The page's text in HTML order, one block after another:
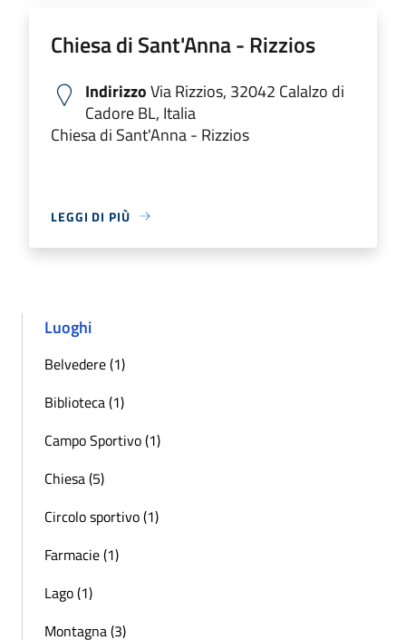
Chiesa di Sant'Anna - Rizzios
IndirizzoVia Rizzios, 32042 Calalzo di
Cadore BL, Italia
Chiesa di Sant'Anna - Rizzios
LEGGI DI PIÙ
Luoghi
Belvedere (1)
Biblioteca (1)
Campo Sportivo (1)
Chiesa (5)
Circolo sportivo (1)
Farmacie (1)
Lago (1)
Montagna (3)